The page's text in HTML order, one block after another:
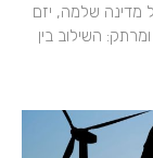
מדינה שלמה, יזם
השילוב בין